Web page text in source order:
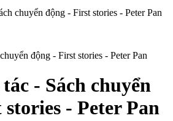
chuyển động - First stories - Peter Pan
- Sách chuyển
- Peter Pan